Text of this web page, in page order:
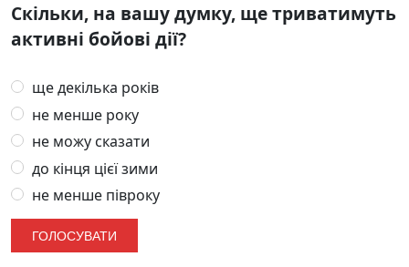
Скільки, на вашу думку, ще триватимуть
активні бойові дії?
ще декілька років
не менше року
не можу сказати
до кінця цієї зими
не менше півроку